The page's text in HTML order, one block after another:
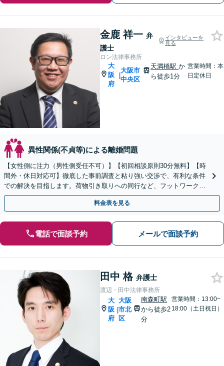
金鹿 祥一 弁
護士
インタビューを
見る
ロン法律事務所
大
阪
府
|
大阪市
中央区
天満橋駅か
ら徒歩1分
営業時間：本
日定休日
異性関係(不貞等)による離婚問題
【女性側に注力（男性側受任不可）】【初回相談原則30分無料】【時
間外・休日対応可】徹底した事前調査と粘り強い交渉で、有利な条件
での解決を目指します。荷物引き取りへの同行など、フットワーク軽
く親身に寄り添います【天満橋駅1分】
料金表を見る
電話で面談予約 メールで面談予約
田中 格 弁護士
渡辺・田中法律事務所
大
阪
府
|
大阪
市北
区
南森町駅
から徒歩2
分
営業時間：13:00~
18:00（土日祝日）